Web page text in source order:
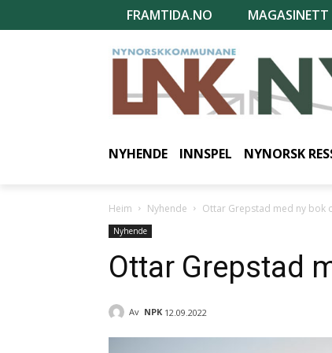
FRAMTIDA.NO MAGASINETT
NYHENDE INNSPEL NYNORSK
Heim Nyhende Ottar Grepstad med ny bok
Nyhende
Ottar Grepstad
Av NPK 12.09.2022